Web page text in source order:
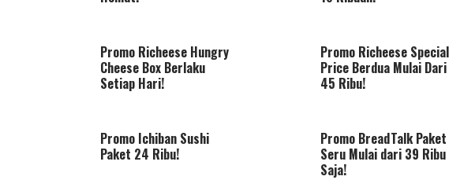
Promo Richeese Hungry
Cheese Box Berlaku
Setiap Hari!
Promo Richeese Special
Price Berdua Mulai Dari
45 Ribu!
Promo Ichiban Sushi
Paket 24 Ribu!
Promo BreadTalk Paket
Seru Mulai dari 39 Ribu
Saja!